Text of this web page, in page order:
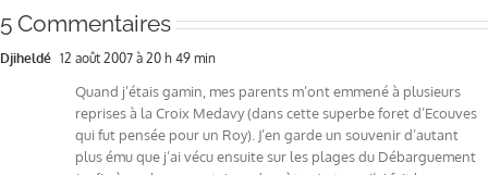
5 Commentaires
Djiheldé 12 août 2007 à 20 h 49 min
Quand j’étais gamin, mes parents m’ont emmené à plusieurs
reprises à la Croix Medavy (dans cette superbe foret d’Ecouves
qui fut pensée pour un Roy). J’en garde un souvenir d’autant
plus ému que j’ai vécu ensuite sur les plages du Débarguement